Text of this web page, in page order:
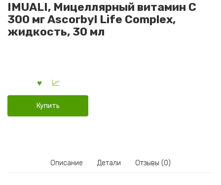
IMUALI, Мицеллярный витамин С
300 мг Ascorbyl Life Complex,
жидкость, 30 мл
Купить
Описание Детали Отзывы (0)